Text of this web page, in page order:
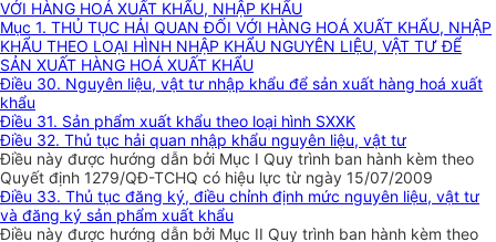
VỚI HÀNG HOÁ XUẤT KHẨU, NHẬP KHẨU
Mục 1. THỦ TỤC HẢI QUAN ĐỐI VỚI HÀNG HOÁ XUẤT KHẨU, NHẬP
KHẨU THEO LOẠI HÌNH NHẬP KHẨU NGUYÊN LIỆU, VẬT TƯ ĐỂ
SẢN XUẤT HÀNG HOÁ XUẤT KHẨU
Điều 30. Nguyên liệu, vật tư nhập khẩu để sản xuất hàng hoá xuất
khẩu
Điều 31. Sản phẩm xuất khẩu theo loại hình SXXK
Điều 32. Thủ tục hải quan nhập khẩu nguyên liệu, vật tư
Điều này được hướng dẫn bởi Mục I Quy trình ban hành kèm theo
Quyết định 1279/QĐ-TCHQ có hiệu lực từ ngày 15/07/2009
Điều 33. Thủ tục đăng ký, điều chỉnh định mức nguyên liệu, vật tư
và đăng ký sản phẩm xuất khẩu
Điều này được hướng dẫn bởi Mục II Quy trình ban hành kèm theo